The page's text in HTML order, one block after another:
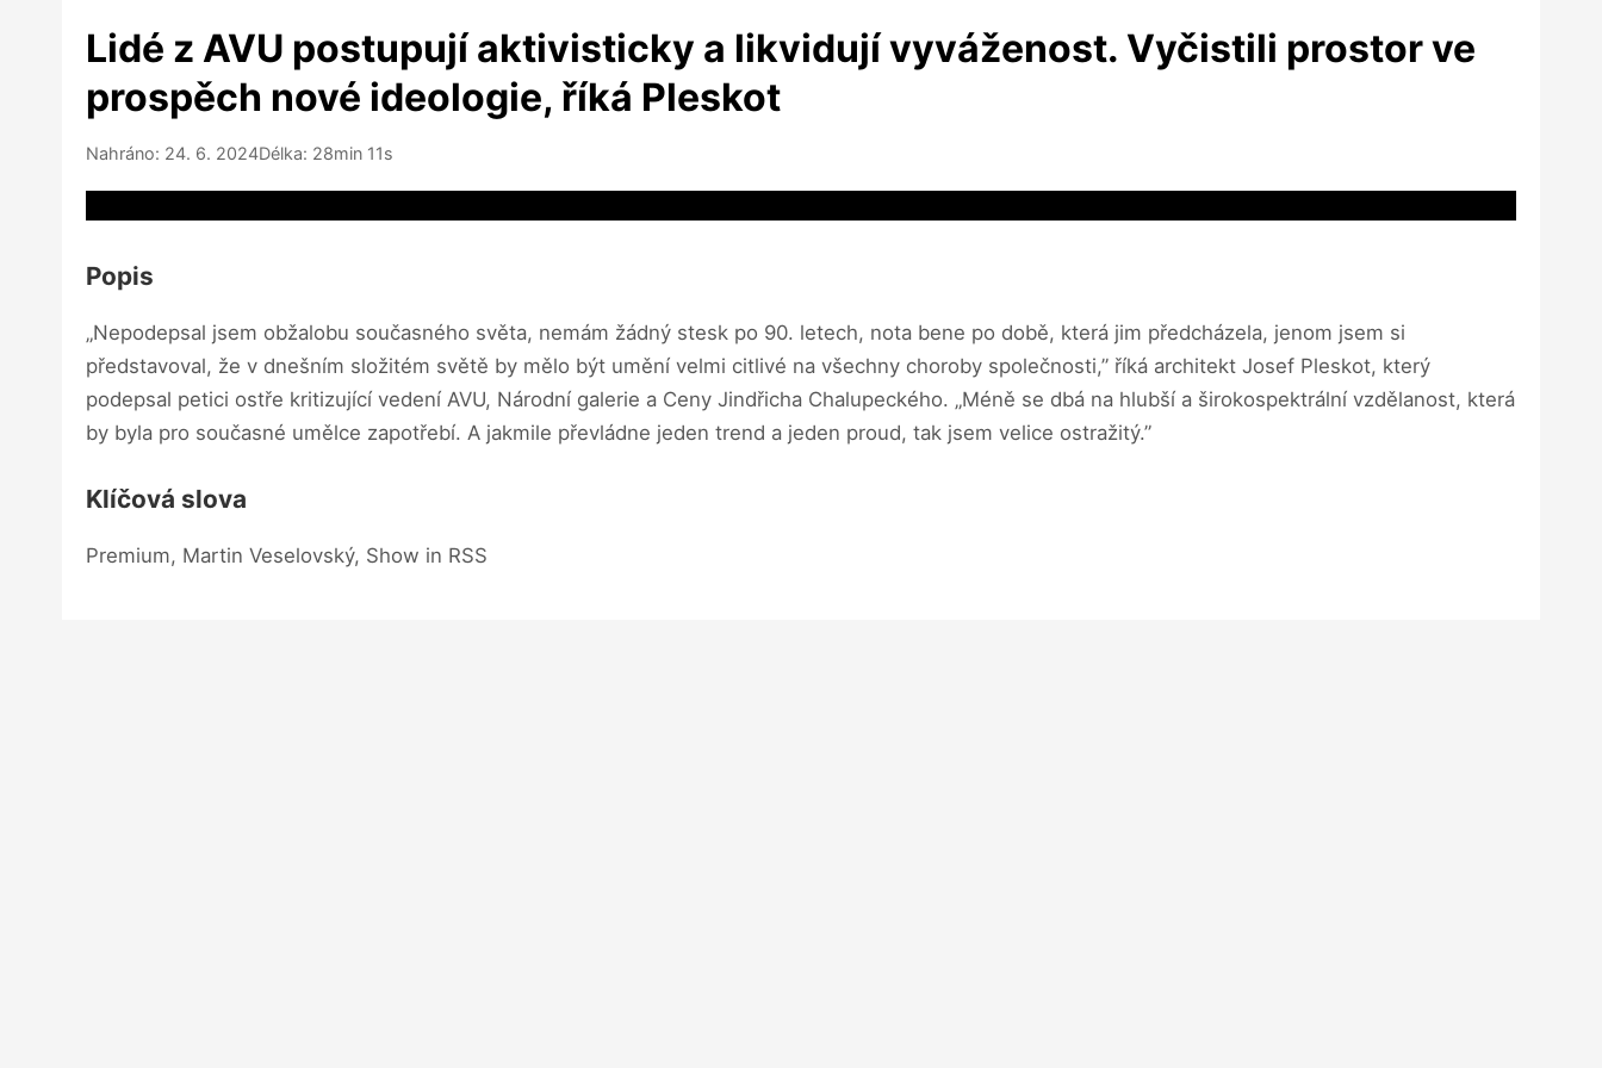
Lidé z AVU postupují aktivisticky a likvidují vyváženost. Vyčistili prostor ve
prospěch nové ideologie, říká Pleskot
Nahráno: 24. 6. 2024Délka: 28min 11s
Popis
„Nepodepsal jsem obžalobu současného světa, nemám žádný stesk po 90. letech, nota bene po době, která jim předcházela, jenom jsem si
představoval, že v dnešním složitém světě by mělo být umění velmi citlivé na všechny choroby společnosti,” říká architekt Josef Pleskot, který
podepsal petici ostře kritizující vedení AVU, Národní galerie a Ceny Jindřicha Chalupeckého. „Méně se dbá na hlubší a širokospektrální vzdělanost, která
by byla pro současné umělce zapotřebí. A jakmile převládne jeden trend a jeden proud, tak jsem velice ostražitý.”
Klíčová slova
Premium, Martin Veselovský, Show in RSS